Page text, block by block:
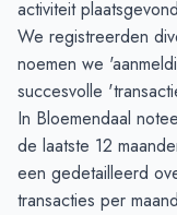
activiteit
We registreerden
noemen we
succesvolle
In Bloemendaal
de laatste 12
een gedetailleerd
transacties per